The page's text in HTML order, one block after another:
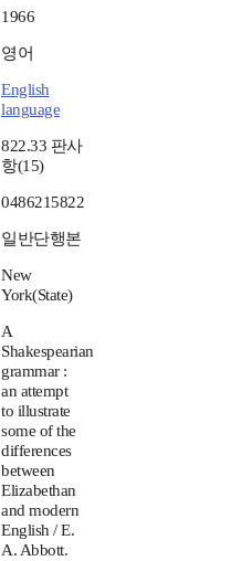
1966
영어
English
language
822.33 판사
항(15)
0486215822
일반단행본
New
York(State)
A
Shakespearian
grammar :
an attempt
to illustrate
some of the
differences
between
Elizabethan
and modern
English / E.
A. Abbott.